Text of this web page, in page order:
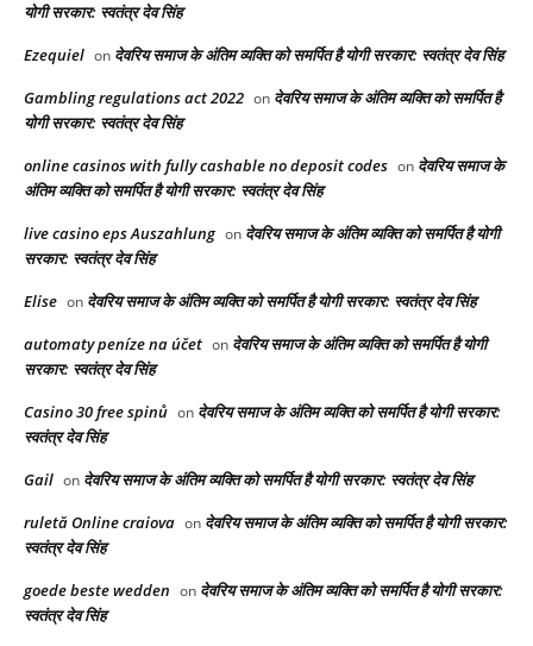
योगी सरकार: स्वतंत्र देव सिंह
Ezequiel on देवरिय समाज के अंतिम व्यक्ति को समर्पित है योगी सरकार: स्वतंत्र देव सिंह
Gambling regulations act 2022 on देवरिय समाज के अंतिम व्यक्ति को समर्पित है
योगी सरकार: स्वतंत्र देव सिंह
online casinos with fully cashable no deposit codes on देवरिय समाज के
अंतिम व्यक्ति को समर्पित है योगी सरकार: स्वतंत्र देव सिंह
live casino eps Auszahlung on देवरिय समाज के अंतिम व्यक्ति को समर्पित है योगी
सरकार: स्वतंत्र देव सिंह
Elise on देवरिय समाज के अंतिम व्यक्ति को समर्पित है योगी सरकार: स्वतंत्र देव सिंह
automaty peníze na účet on देवरिय समाज के अंतिम व्यक्ति को समर्पित है योगी
सरकार: स्वतंत्र देव सिंह
Casino 30 free spinů on देवरिय समाज के अंतिम व्यक्ति को समर्पित है योगी सरकार:
स्वतंत्र देव सिंह
Gail on देवरिय समाज के अंतिम व्यक्ति को समर्पित है योगी सरकार: स्वतंत्र देव सिंह
ruletă Online craiova on देवरिय समाज के अंतिम व्यक्ति को समर्पित है योगी सरकार:
स्वतंत्र देव सिंह
goede beste wedden on देवरिय समाज के अंतिम व्यक्ति को समर्पित है योगी सरकार:
स्वतंत्र देव सिंह